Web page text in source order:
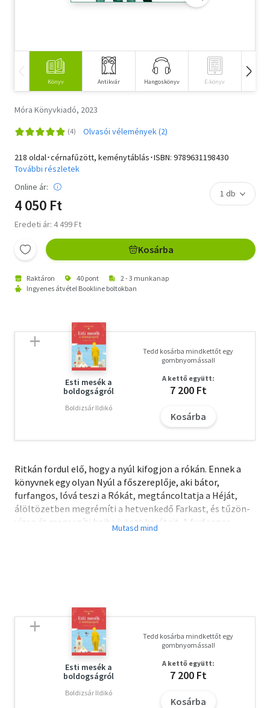
Könyv Antikvár Hangoskönyv E-könyv
Móra Könyvkiadó, 2023
Olvasói vélemények (2)
218 oldal･cérnafűzött, keménytáblás･ISBN: 9789631198430
További részletek
Online ár:
4 050 Ft
Eredeti ár: 4 499 Ft
Kosárba
Raktáron 40 pont
2 - 3 munkanap
Ingyenes átvétel Bookline boltokban
Esti mesék a
boldogságról
Boldizsár Ildikó
Tedd kosárba mindkettőt egy
gombnyomással!
A kettő együtt:
7 200 Ft
Kosárba
Ritkán fordul elő, hogy a nyúl kifogjon a rókán. Ennek a
könyvnek egy olyan Nyúl a főszereplője, aki bátor,
furfangos, lóvá teszi a Rókát, megtáncoltatja a Héját,
álöltözetben megrémíti a hetvenkedő Farkast, és tűzön-
vízen át megsegíti bajba jutott barátait. A furfangos
Nyúlról szóló mulatságos, rövid történeteket Rémusz
Olvasd el mások véleményét is!
Esti mesék a
boldogságról
Boldizsár Ildikó
Tedd kosárba mindkettőt egy
gombnyomással!
A kettő együtt:
7 200 Ft
Kosárba